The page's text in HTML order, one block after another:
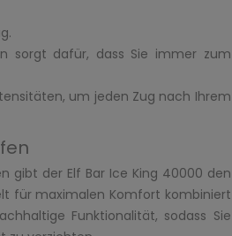
sorgt dafür, dass Sie immer zum
um jeden Zug nach Ihrem
gibt der Elf Bar Ice King 40000 den
für maximalen Komfort kombiniert
Funktionalität, sodass Sie